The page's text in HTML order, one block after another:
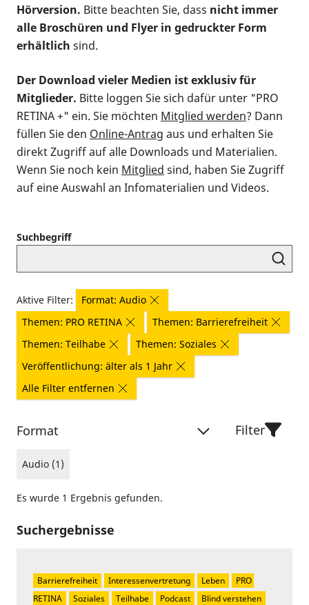
Hörversion. Bitte beachten Sie, dass nicht immer
alle Broschüren und Flyer in gedruckter Form
erhältlich sind.
Der Download vieler Medien ist exklusiv für
Mitglieder. Bitte loggen Sie sich dafür unter "PRO
RETINA +" ein. Sie möchten Mitglied werden? Dann
füllen Sie den Online-Antrag aus und erhalten Sie
direkt Zugriff auf alle Downloads und Materialien.
Wenn Sie noch kein Mitglied sind, haben Sie Zugriff
auf eine Auswahl an Infomaterialien und Videos.
Suchbegriff
Aktive Filter:
Format: Audio
Themen: PRO RETINA
Themen: Barrierefreiheit
Themen: Teilhabe
Themen: Soziales
Veröffentlichung: älter als 1 Jahr
Alle Filter entfernen
Format
Audio (1)
Filter
Es wurde 1 Ergebnis gefunden.
Suchergebnisse
Barrierefreiheit Interessenvertretung Leben
PRO
RETINA
Soziales Teilhabe Podcast Blind verstehen